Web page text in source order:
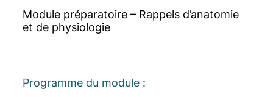
Module préparatoire – Rappels d’anatomie
et de physiologie
Programme du module :